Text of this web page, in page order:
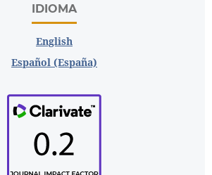
IDIOMA
English
Español (España)